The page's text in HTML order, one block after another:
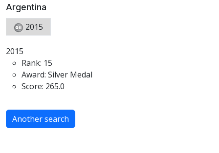
Argentina
2015
2015
Rank: 15
Award: Silver Medal
Score: 265.0
Another search